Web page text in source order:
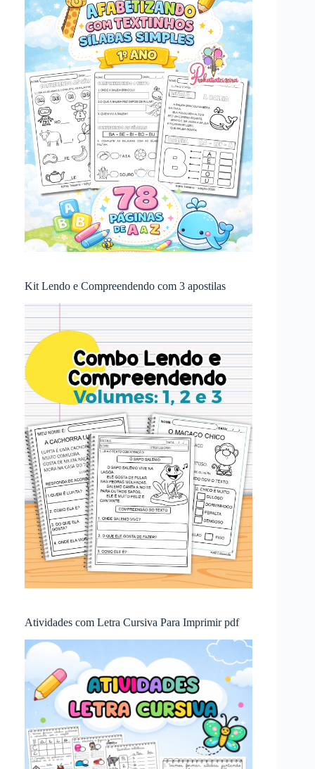
Kit Lendo e Compreendendo com 3 apostilas
Atividades com Letra Cursiva Para Imprimir pdf